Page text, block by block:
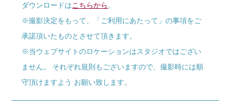
ダウンロードはこちらから。
※撮影決定をもって、「ご利用にあたって」の事項をご
承諾頂いたものとさせて頂きます。
※当ウェブサイトのロケーションはスタジオではござい
ません。 それぞれ規則もございますので、撮影時には順
守頂けますよう お願い致します。